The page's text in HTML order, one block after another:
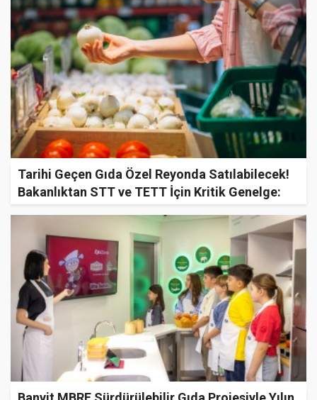
Tarihi Geçen Gıda Özel Reyonda Satılabilecek!
Bakanlıktan STT ve TETT İçin Kritik Genelge: